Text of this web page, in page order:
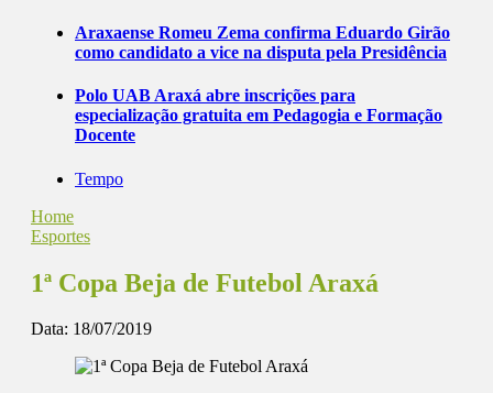
Araxaense Romeu Zema confirma Eduardo Girão
como candidato a vice na disputa pela Presidência
Polo UAB Araxá abre inscrições para
especialização gratuita em Pedagogia e Formação
Docente
Tempo
Home
Esportes
1ª Copa Beja de Futebol Araxá
Data: 18/07/2019